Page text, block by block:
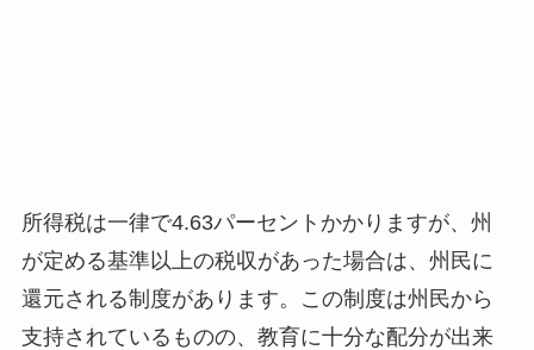
所得税は一律で4.63パーセントかかりますが、州
が定める基準以上の税収があった場合は、州民に
還元される制度があります。この制度は州民から
支持されているものの、教育に十分な配分が出来